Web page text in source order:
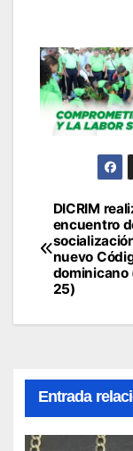
de
DICRIM
encuentro
nuevo
dominicano
25)
Entrada